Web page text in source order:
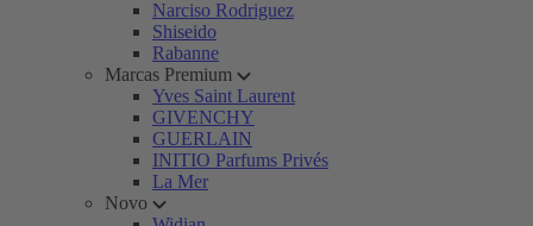
Narciso Rodriguez
Shiseido
Rabanne
Marcas Premium
Yves Saint Laurent
GIVENCHY
GUERLAIN
INITIO Parfums Privés
La Mer
Novo